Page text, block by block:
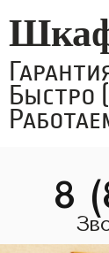
Быстро
8